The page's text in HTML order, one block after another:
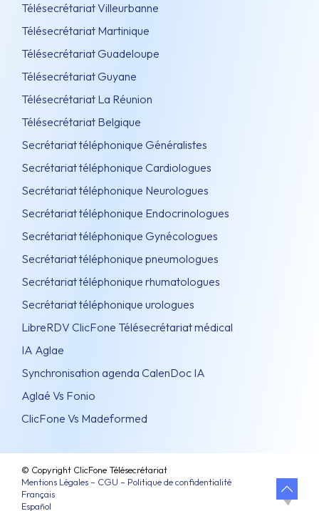
Télésecrétariat Villeurbanne
Télésecrétariat Martinique
Télésecrétariat Guadeloupe
Télésecrétariat Guyane
Télésecrétariat La Réunion
Télésecrétariat Belgique
Secrétariat téléphonique Généralistes
Secrétariat téléphonique Cardiologues
Secrétariat téléphonique Neurologues
Secrétariat téléphonique Endocrinologues
Secrétariat téléphonique Gynécologues
Secrétariat téléphonique pneumologues
Secrétariat téléphonique rhumatologues
Secrétariat téléphonique urologues
LibreRDV ClicFone Télésecrétariat médical
IA Aglae
Synchronisation agenda CalenDoc IA
Aglaé Vs Fonio
ClicFone Vs Madeformed
© Copyright ClicFone Télésecrétariat
Mentions Légales – CGU – Politique de confidentialité
Français
Español